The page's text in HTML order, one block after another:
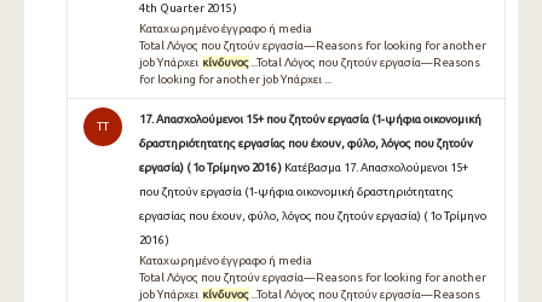
4th Quarter 2015 )
Καταχωρημένο έγγραφο ή media
Total Λόγος που ζητούν εργασία—Reasons for looking for another
job Υπάρχει κίνδυνος...Total Λόγος που ζητούν εργασία—Reasons
for looking for another job Υπάρχει ...
TT
17. Απασχολούμενοι 15+ που ζητούν εργασία (1-ψήφια οικονομική
δραστηριότητατης εργασίας που έχουν, φύλο, λόγος που ζητούν
εργασία) ( 1ο Τρίμηνο 2016 ) Κατέβασμα 17. Απασχολούμενοι 15+
που ζητούν εργασία (1-ψήφια οικονομική δραστηριότητατης
εργασίας που έχουν, φύλο, λόγος που ζητούν εργασία) ( 1ο Τρίμηνο
2016 )
Καταχωρημένο έγγραφο ή media
Total Λόγος που ζητούν εργασία—Reasons for looking for another
job Υπάρχει κίνδυνος ...Total Λόγος που ζητούν εργασία—Reasons